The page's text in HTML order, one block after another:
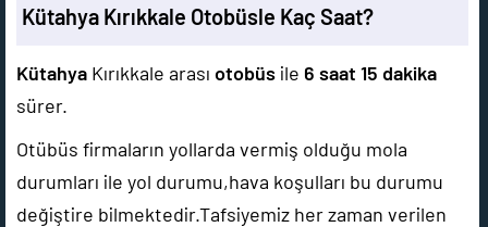
Kütahya Kırıkkale Otobüsle Kaç Saat?
Kütahya Kırıkkale arası otobüs ile 6 saat 15 dakika
sürer.
Otübüs firmaların yollarda vermiş olduğu mola
durumları ile yol durumu,hava koşulları bu durumu
değiştire bilmektedir.Tafsiyemiz her zaman verilen